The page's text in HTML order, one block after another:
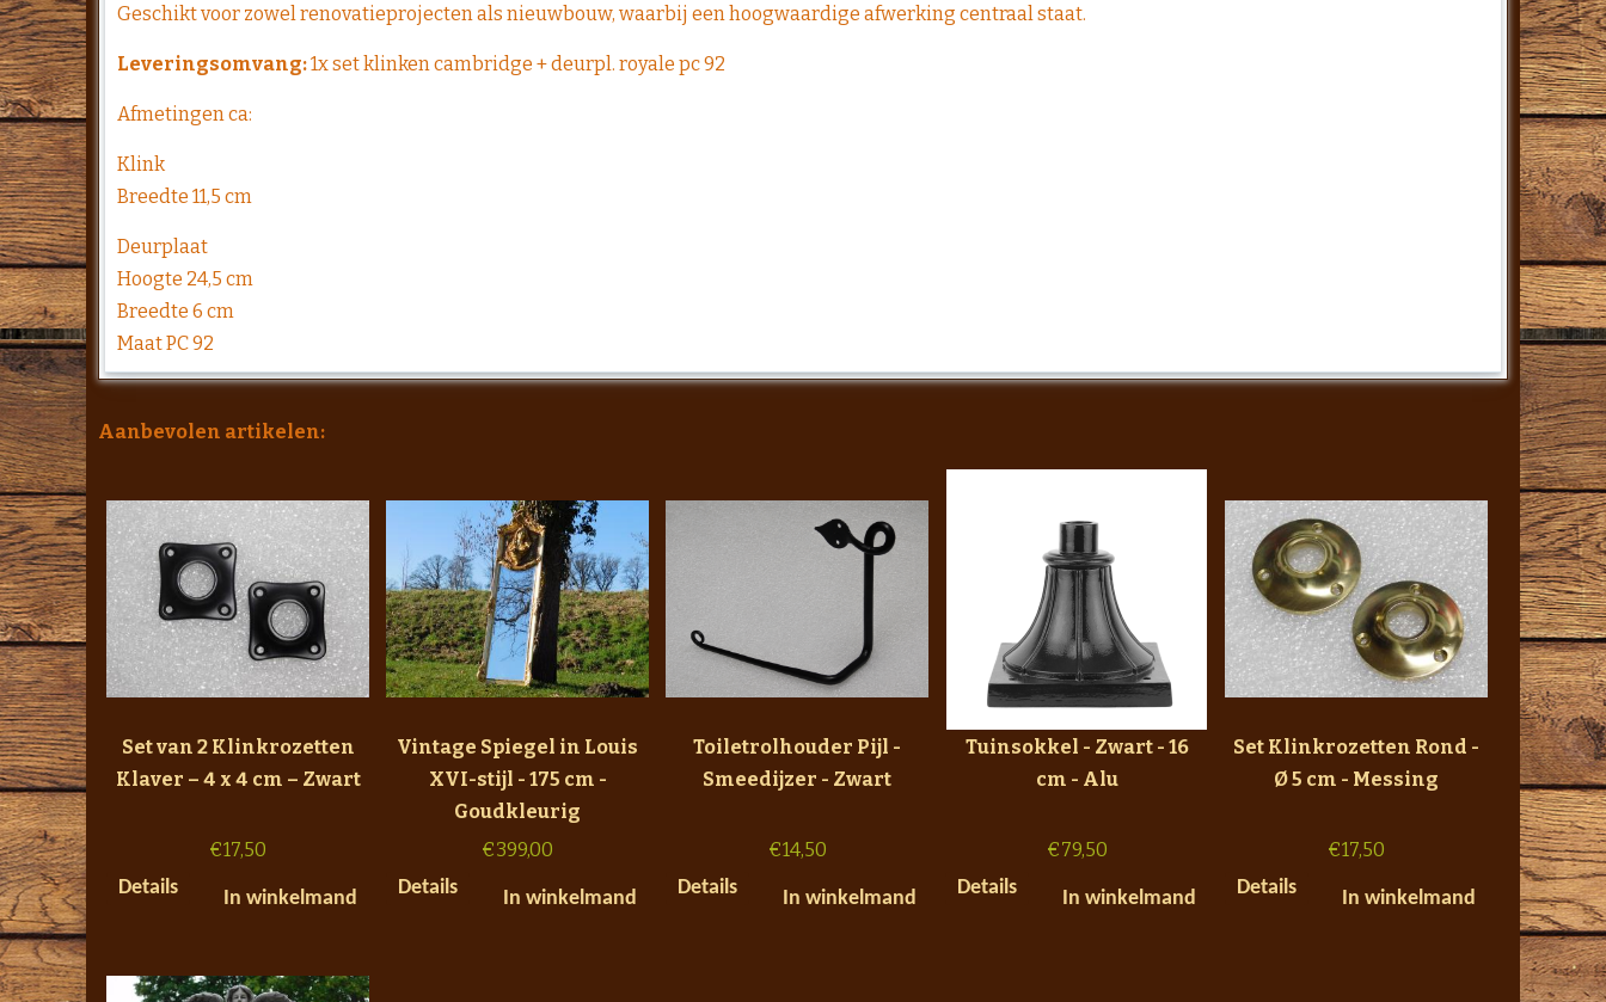
Geschikt voor zowel renovatieprojecten als nieuwbouw, waarbij een hoogwaardige afwerking centraal staat.
Leveringsomvang:1x set klinken cambridge + deurpl. royale pc 92
Afmetingen ca:
Klink
Breedte 11,5 cm
Deurplaat
Hoogte 24,5 cm
Breedte 6 cm
Maat PC 92
Aanbevolen artikelen:
Set van 2 Klinkrozetten
Klaver – 4 x 4 cm – Zwart
€17,50
Details
In winkelmand
Vintage Spiegel in Louis
XVI-stijl - 175 cm -
Goudkleurig
€399,00
Details
In winkelmand
Toiletrolhouder Pijl -
Smeedijzer - Zwart
€14,50
Details
In winkelmand
Tuinsokkel - Zwart - 16
cm - Alu
€79,50
Details
In winkelmand
Set Klinkrozetten Rond -
Ø 5 cm - Messing
€17,50
Details
In winkelmand